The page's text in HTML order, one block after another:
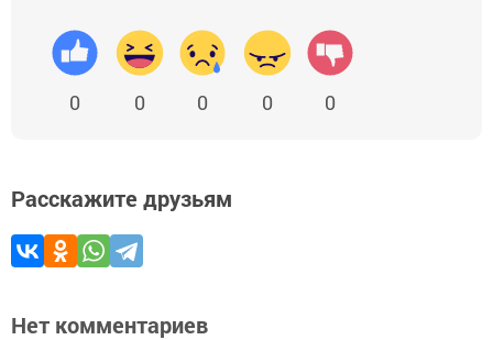
0 0 0 0 0
Расскажите друзьям
Нет комментариев